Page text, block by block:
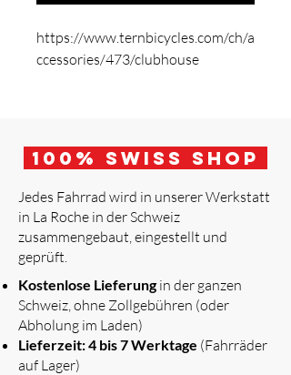
https://www.ternbicycles.com/ch/a
ccessories/473/clubhouse
100 % Swiss Shop
Jedes Fahrrad wird in unserer Werkstatt
in La Roche in der Schweiz
zusammengebaut, eingestellt und
geprüft.
​
Kostenlose Lieferungin der ganzen
Schweiz, ohne Zollgebühren (oder
Abholung im Laden)
Lieferzeit: 4 bis 7 Werktage (Fahrräder
auf Lager)